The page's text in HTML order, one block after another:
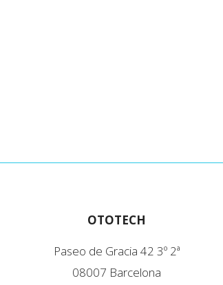
OTOTECH
Paseo de Gracia 42 3º 2ª
08007 Barcelona